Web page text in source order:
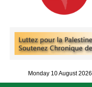
Monday 10 August 2026